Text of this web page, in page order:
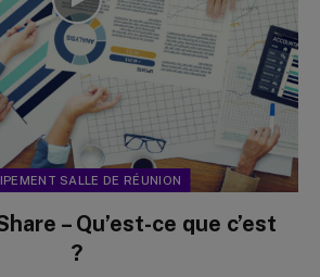
SALLE DE RÉUNION
– Qu’est-ce que c’est
?